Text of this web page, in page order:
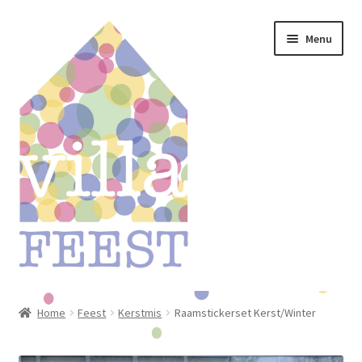
navigatie
inhoud
Menu
Home
Home Feest Kerstmis Raamstickerset Kerst/Winter